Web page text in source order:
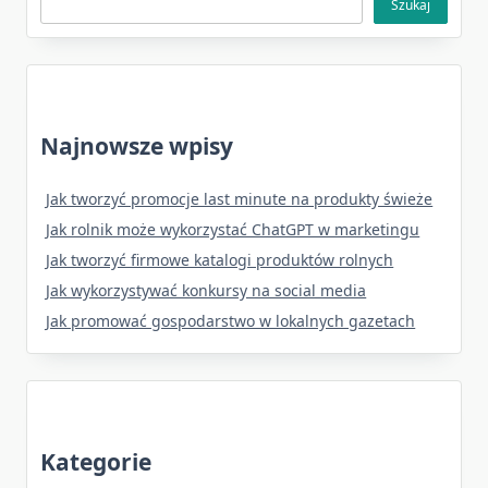
Szukaj
Najnowsze wpisy
Jak tworzyć promocje last minute na produkty świeże
Jak rolnik może wykorzystać ChatGPT w marketingu
Jak tworzyć firmowe katalogi produktów rolnych
Jak wykorzystywać konkursy na social media
Jak promować gospodarstwo w lokalnych gazetach
Kategorie